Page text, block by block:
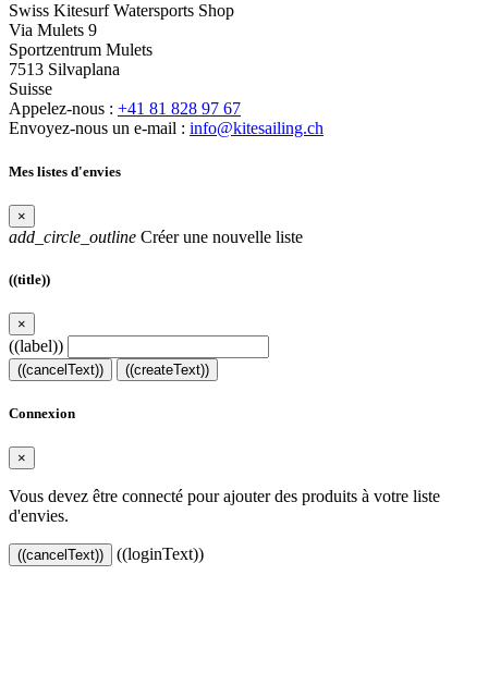
Swiss Kitesurf Watersports Shop
Via Mulets 9
Sportzentrum Mulets
7513 Silvaplana
Suisse
Appelez-nous : +41 81 828 97 67
Envoyez-nous un e-mail : info@kitesailing.ch
Mes listes d'envies
×
add_circle_outline Créer une nouvelle liste
((title))
×
((label))
((cancelText)) ((createText))
Connexion
×
Vous devez être connecté pour ajouter des produits à votre liste
d'envies.
((cancelText)) ((loginText))